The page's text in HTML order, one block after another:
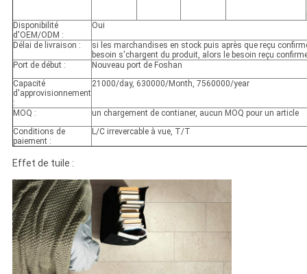
Disponibilité
d'OEM/ODM :
Oui
Délai de livraison :
si les marchandises en stock puis après que reçu
besoin s'chargent du produit, alors le besoin reçu
Port de début :
Nouveau port de Foshan
Capacité
d'approvisionnement
:
21000/day, 630000/Month, 7560000/year
MOQ :
un chargement de contianer, aucun MOQ pour un article
Conditions de
paiement :
L/C irrevercable à vue, T/T
Effet de tuile :